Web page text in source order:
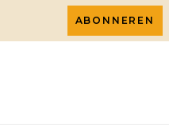
ABONNEREN